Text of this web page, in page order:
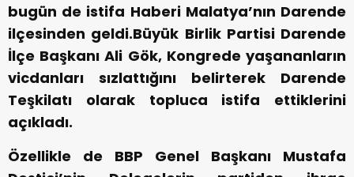
bugün de istifa Haberi Malatya’nın Darende
ilçesinden geldi.Büyük Birlik Partisi Darende
İlçe Başkanı Ali Gök, Kongrede yaşananların
vicdanları sızlattığını belirterek Darende
Teşkilatı olarak topluca istifa ettiklerini
açıkladı.
Özellikle de BBP Genel Başkanı Mustafa